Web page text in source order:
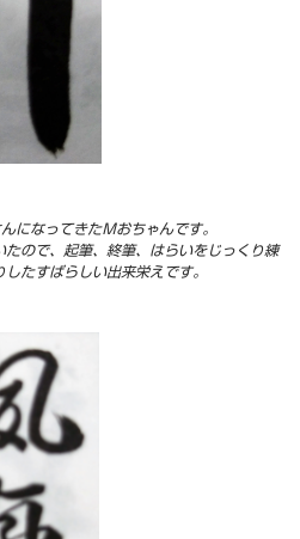
なってきたＭおちゃんです。
ので、起筆、終筆、はらいをじっくり練
たすばらしい出来栄えです。